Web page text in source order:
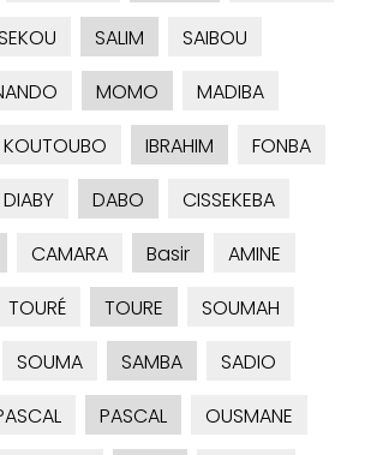
SALIM
SAIBOU
MOMO
MADIBA
KOUTOUBO IBRAHIM
FONBA
DIABY DABO
CISSEKEBA
CAMARA Basir
AMINE
TOURÉ TOURE
SOUMAH
SOUMA SAMBA
SADIO
PASCAL
OUSMANE